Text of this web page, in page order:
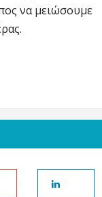
να μειώσουμε